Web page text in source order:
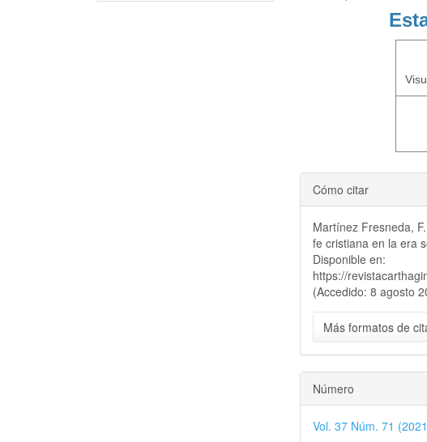
Cómo citar
Martínez Fresneda,
fe cristiana en la era
Disponible en:
https://
(Accedido: 8 agosto
Más formatos de
Número
Vol. 37 Núm. 71